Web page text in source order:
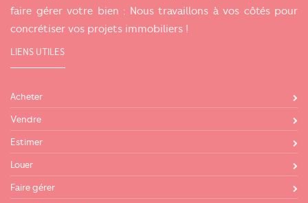
faire gérer votre bien : Nous travaillons à vos côtés pour
concrétiser vos projets immobiliers !
LIENS UTILES
Acheter
Vendre
Estimer
Louer
Faire gérer